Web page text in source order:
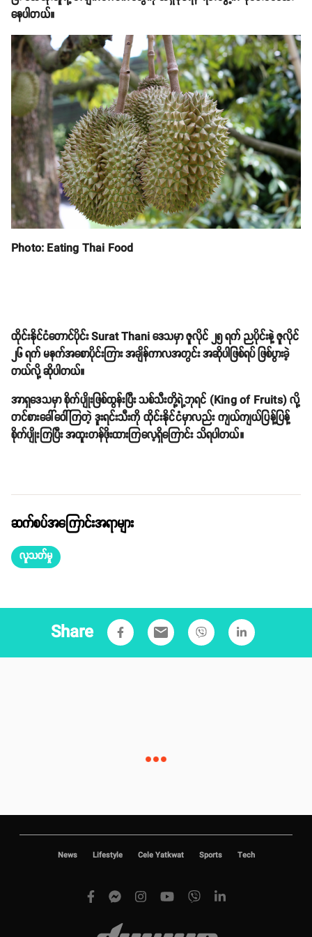
နေပါတယ်။
Photo: Eating Thai Food
ထိုင်းနိုင်ငံတောင်ပိုင်း Surat Thani ဒေသမှာ ဇူလိုင် ၂၅ ရက် ညပိုင်းနဲ့ ဇူလိုင်
၂၆ ရက် မနက်အစောပိုင်းကြား အချိန်ကာလအတွင်း အဆိုပါဖြစ်ရပ် ဖြစ်ပွားခဲ့
တယ်လို့ ဆိုပါတယ်။
အာရှဒေသမှာ စိုက်ပျိုးဖြစ်ထွန်းပြီး သစ်သီးတို့ရဲ့ဘုရင် (King of Fruits) လို့
တင်စားခေါ်ဝေါ်ကြတဲ့ ဒူးရင်းသီးကို ထိုင်းနိုင်ငံမှာလည်း ကျယ်ကျယ်ပြန့်ပြန့်
စိုက်ပျိုးကြပြီး အထူးတန်ဖိုးထားကြလေ့ရှိကြောင်း သိရပါတယ်။
ဆက်စပ်အကြောင်းအရာများ
လူသတ်မှု
Share email
News Lifestyle Cele Yatkwat Sports Tech